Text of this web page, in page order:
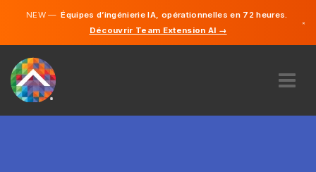
NEW —Équipes d’ingénierie IA, opérationnelles en 72 heures.
Découvrir Team Extension AI →
×